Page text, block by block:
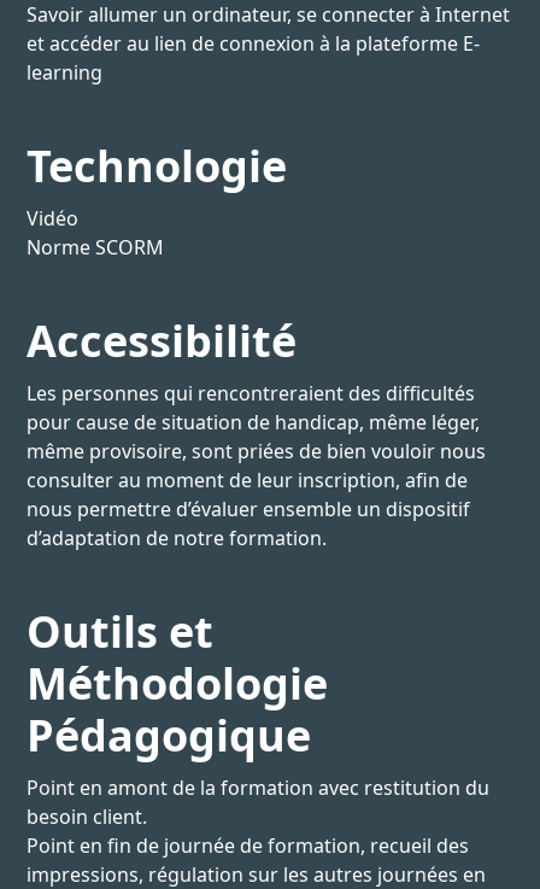
Savoir allumer un ordinateur, se connecter à Internet
et accéder au lien de connexion à la plateforme E-
learning
Technologie
Vidéo
Norme SCORM
Accessibilité
Les personnes qui rencontreraient des difficultés
pour cause de situation de handicap, même léger,
même provisoire, sont priées de bien vouloir nous
consulter au moment de leur inscription, afin de
nous permettre d’évaluer ensemble un dispositif
d’adaptation de notre formation.
Outils et
Méthodologie
Pédagogique
Point en amont de la formation avec restitution du
besoin client.
Point en fin de journée de formation, recueil des
impressions, régulation sur les autres journées en